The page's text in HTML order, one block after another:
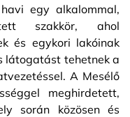
egy alkalommal,
szakkör, ahol
és egykori lakóinak
látogatást tehetnek a
A Mesélő
meghirdetett,
során közösen és